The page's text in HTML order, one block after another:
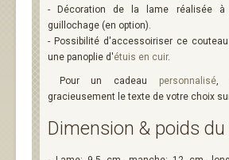
- Décoration de la lame réalisée
guillochage (en option).
- Possibilité d'accessoiriser ce
une panoplie d'étuis en cuir.
Pour un cadeau personnalisé,
gracieusement le texte de votre choix
Dimension & poids